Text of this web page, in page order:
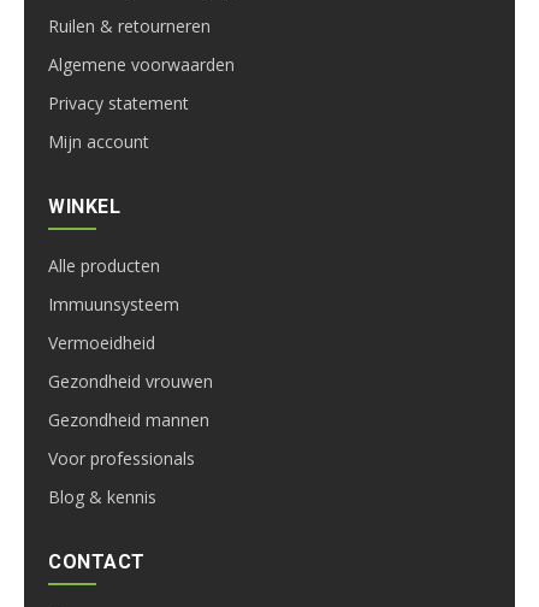
Ruilen & retourneren
Algemene voorwaarden
Privacy statement
Mijn account
WINKEL
Alle producten
Immuunsysteem
Vermoeidheid
Gezondheid vrouwen
Gezondheid mannen
Voor professionals
Blog & kennis
CONTACT